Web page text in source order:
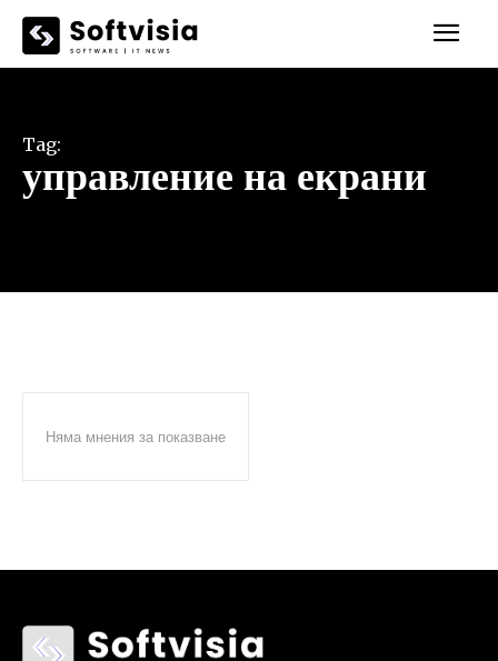
Tag:
управление на екрани
Няма мнения за показване